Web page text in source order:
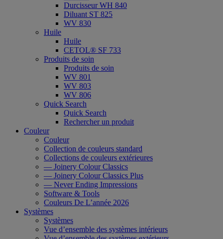
Durcisseur WH 840
Diluant ST 825
WV 830
Huile
Huile
CETOL® SF 733
Produits de soin
Produits de soin
WV 801
WV 803
WV 806
Quick Search
Quick Search
Rechercher un produit
Couleur
Couleur
Collection de couleurs standard
Collections de couleurs extérieures
— Joinery Colour Classics
— Joinery Colour Classics Plus
— Never Ending Impressions
Software & Tools
Couleurs De L’année 2026
Systèmes
Systèmes
Vue d’ensemble des systèmes intérieurs